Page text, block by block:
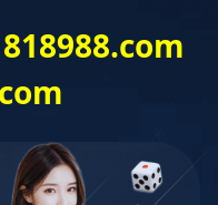
走进海科 产品中心